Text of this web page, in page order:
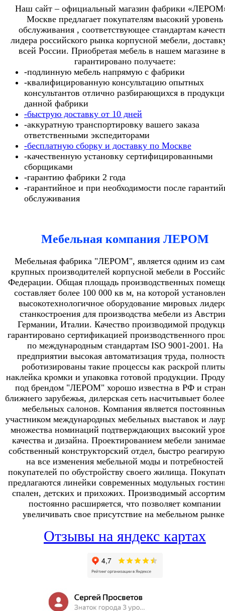
Наш сайт – официальный магазин фабрики
Москве предлагает покупателям высокий уровень
обслуживания , соответствующее стандартам
лидера российского рынка корпусной мебели,
всей России. Приобретая мебель в нашем магазине
гарантировано получаете:
-подлинную мебель напрямую с фабрики
-квалифицированную консультацию опытных
консультантов отлично разбирающихся в
данной фабрики
-быструю доставку от 10 дней
-аккуратную транспортировку вашего заказа
ответственными экспедиторами
-бесплатную сборку и доставку по Москве
-качественную установку сертифицированными
сборщиками
-гарантию фабрики 2 года
-гарантийное и при необходимости после
обслуживания
Мебельная компания ЛЕРОМ
Мебельная фабрика "ЛЕРОМ", является одним из
крупных производителей корпусной мебели в
Федерации. Общая площадь производственных
составляет более 100 000 кв м, на которой
высокотехнологичное оборудование мировых
станкостроения для производства мебели из
Германии, Италии. Качество производимой
гарантировано сертификацией производственного
по международным стандартам ISO 9001-2001. На
предприятии высокая автоматизация труда,
роботизированы такие процессы как раскрой
наклейка кромки и упаковка готовой продукции.
под брендом "ЛЕРОМ" хорошо известна в РФ и
ближнего зарубежья, дилерская сеть насчитывыет
мебельных салонов. Компания является
участником международных мебельных выставок и
множества номинаций подтверждающих высокий
качества и дизайна. Проектированием мебели
собственный конструкторский отдел, быстро
на все изменения мебельной моды и потребностей
покупателей по обустройству своего жилища.
предлагаются линейки современных модульных
спален, детских и прихожих. Производимый
постоянно расширяется, что позволяет компании
увеличивать свое присутствие на мебельном
Отзывы на яндекс картах